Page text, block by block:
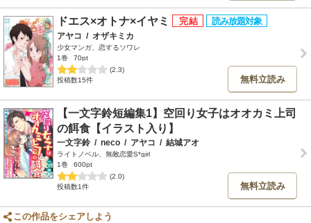
ドエス×オトナ×イヤミ
アヤコ / オザキミカ
少女マンガ、恋するソワレ
1巻
70pt
(2.3)
投稿数15件
無料立読み
【一文字鈴短編集1】空回り女子はオオカミ上司
の餌食【イラスト入り】
一文字鈴 / neco / アヤコ / 結城アオ
ライトノベル、無敵恋愛S*girl
1巻
600pt
(2.0)
投稿数1件
無料立読み
この作品をシェアしよう